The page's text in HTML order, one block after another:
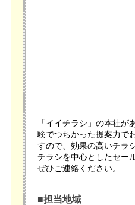
「イイチラシ」の本社
験でつちかった提案力で
すので、効果の高いチラ
チラシを中心としたセー
ぜひご連絡ください。
■担当地域